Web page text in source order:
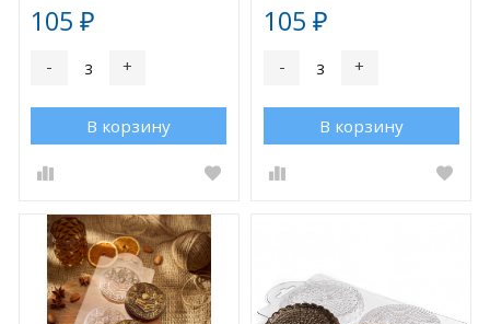
105₽
- +
В корзину
105 ₽
- +
В корзину